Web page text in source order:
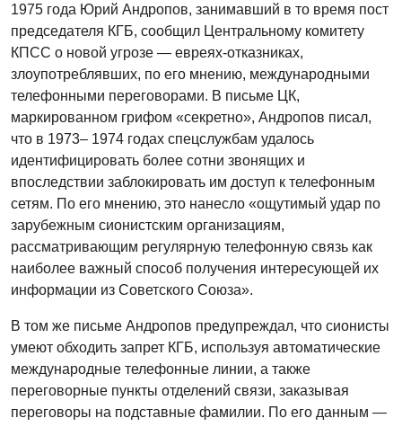
1975 года Юрий Андропов, занимавший в то время пост
председателя КГБ, сообщил Центральному комитету
КПСС о новой угрозе — евреях-отказниках,
злоупотреблявших, по его мнению, международными
телефонными переговорами. В письме ЦК,
маркированном грифом «секретно», Андропов писал,
что в 1973– 1974 годах спецслужбам удалось
идентифицировать более сотни звонящих и
впоследствии заблокировать им доступ к телефонным
сетям. По его мнению, это нанесло «ощутимый удар по
зарубежным сионистским организациям,
рассматривающим регулярную телефонную связь как
наиболее важный способ получения интересующей их
информации из Советского Союза».
В том же письме Андропов предупреждал, что сионисты
умеют обходить запрет КГБ, используя автоматические
международные телефонные линии, а также
переговорные пункты отделений связи, заказывая
переговоры на подставные фамилии. По его данным —